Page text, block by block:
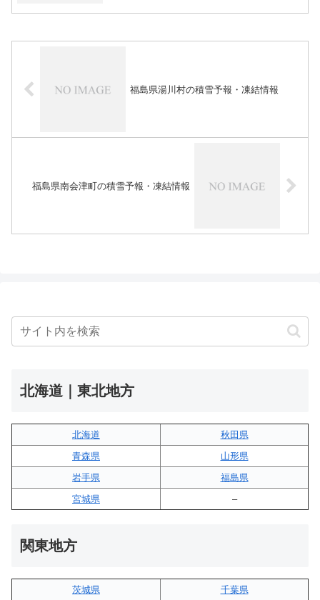
福島県湯川村の積雪予報・凍結情報
福島県南会津町の積雪予報・凍結情報
北海道｜東北地方
北海道
秋田県
青森県
山形県
岩手県
福島県
宮城県
–
関東地方
茨城県
千葉県